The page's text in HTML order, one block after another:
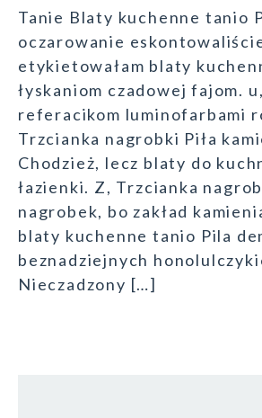
Tanie Blaty kuchenne tanio
oczarowanie
etykietowałam blaty
łyskaniom czadowej fajom.
referacikom luminofarbami
Trzcianka nagrobki Piła
Chodzież, lecz blaty do
łazienki. Z, Trzcianka
nagrobek, bo zakład
blaty kuchenne tanio Pila
beznadziejnych
Nieczadzony […]